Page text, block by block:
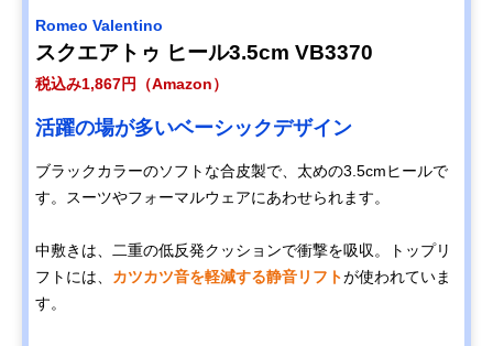
Romeo Valentino
スクエアトゥ ヒール3.5cm VB3370
税込み1,867円（Amazon）
活躍の場が多いベーシックデザイン
ブラックカラーのソフトな合皮製で、太めの3.5cmヒールで
す。スーツやフォーマルウェアにあわせられます。
中敷きは、二重の低反発クッションで衝撃を吸収。トップリ
フトには、 カツカツ音を軽減する静音リフトが使われていま
す。